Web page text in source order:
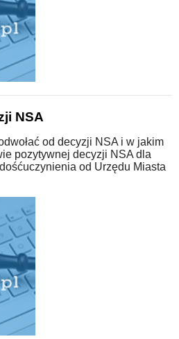
NSA
od decyzji NSA i w jakim
pozytywnej decyzji NSA dla
od Urzędu Miasta